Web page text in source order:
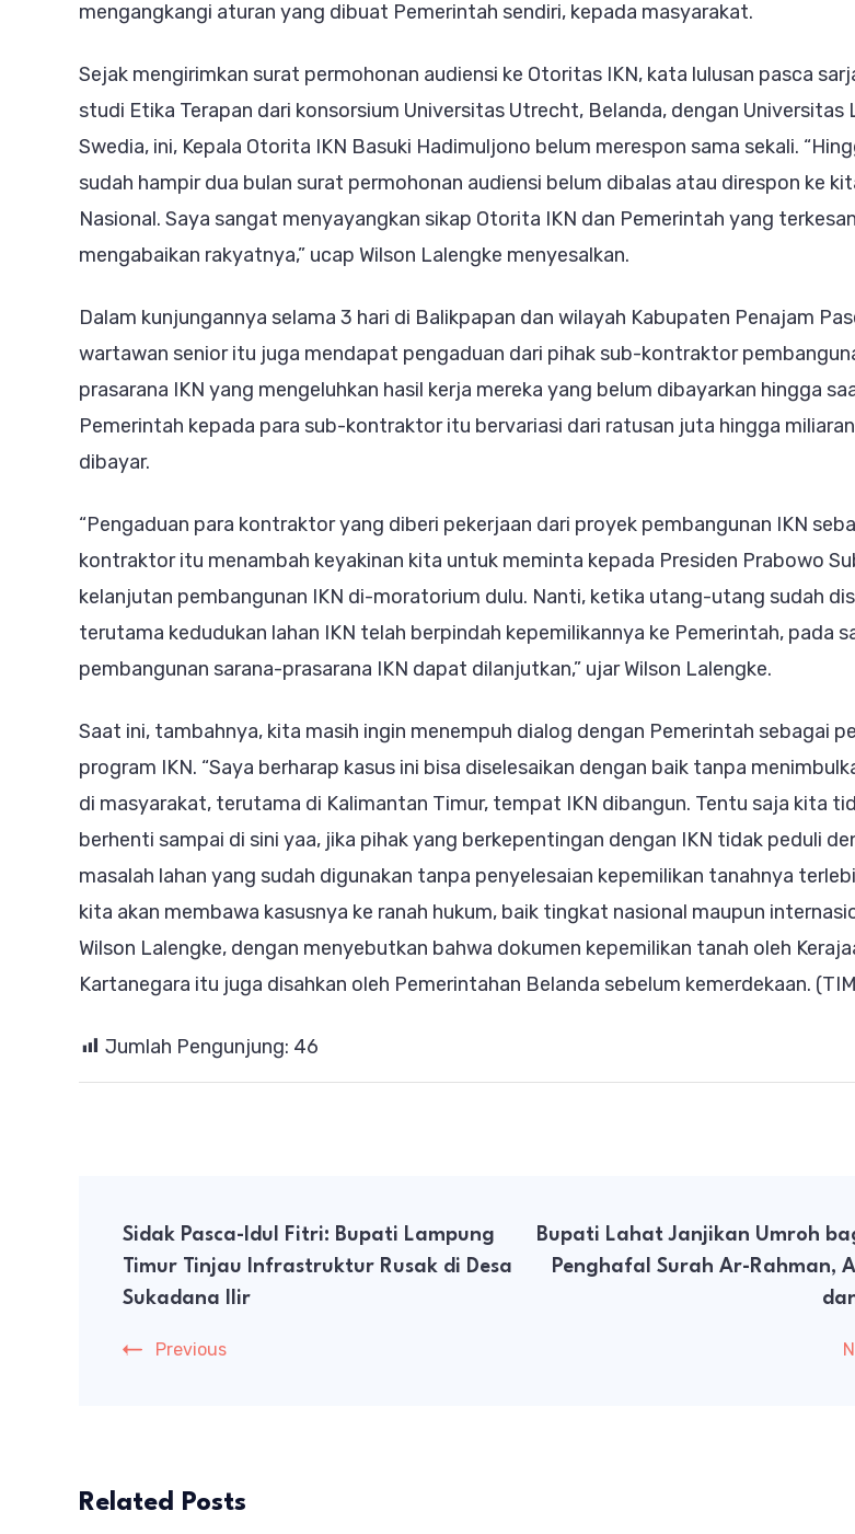
mengangkangi aturan yang dibuat Pemerintah sendiri, kepada masyarakat.
Sejak mengirimkan surat permohonan audiensi ke Otoritas IKN, kata lulusan pasca
studi Etika Terapan dari konsorsium Universitas Utrecht, Belanda, dengan Universitas
Swedia, ini, Kepala Otorita IKN Basuki Hadimuljono belum merespon sama sekali.
sudah hampir dua bulan surat permohonan audiensi belum dibalas atau direspon ke
Nasional. Saya sangat menyayangkan sikap Otorita IKN dan Pemerintah yang terkesan
mengabaikan rakyatnya,” ucap Wilson Lalengke menyesalkan.
Dalam kunjungannya selama 3 hari di Balikpapan dan wilayah Kabupaten Penajam
wartawan senior itu juga mendapat pengaduan dari pihak sub-kontraktor
prasarana IKN yang mengeluhkan hasil kerja mereka yang belum dibayarkan hingga
Pemerintah kepada para sub-kontraktor itu bervariasi dari ratusan juta hingga
dibayar.
“Pengaduan para kontraktor yang diberi pekerjaan dari proyek pembangunan IKN
kontraktor itu menambah keyakinan kita untuk meminta kepada Presiden Prabowo
kelanjutan pembangunan IKN di-moratorium dulu. Nanti, ketika utang-utang sudah
terutama kedudukan lahan IKN telah berpindah kepemilikannya ke Pemerintah, pada
pembangunan sarana-prasarana IKN dapat dilanjutkan,” ujar Wilson Lalengke.
Saat ini, tambahnya, kita masih ingin menempuh dialog dengan Pemerintah sebagai
program IKN. “Saya berharap kasus ini bisa diselesaikan dengan baik tanpa
di masyarakat, terutama di Kalimantan Timur, tempat IKN dibangun. Tentu saja kita
berhenti sampai di sini yaa, jika pihak yang berkepentingan dengan IKN tidak peduli
masalah lahan yang sudah digunakan tanpa penyelesaian kepemilikan tanahnya
kita akan membawa kasusnya ke ranah hukum, baik tingkat nasional maupun
Wilson Lalengke, dengan menyebutkan bahwa dokumen kepemilikan tanah oleh
Kartanegara itu juga disahkan oleh Pemerintahan Belanda sebelum kemerdekaan.
Jumlah Pengunjung: 46
Navigation
Sidak Pasca-Idul Fitri: Bupati Lampung
Timur Tinjau Infrastruktur Rusak di Desa
Sukadana Ilir
Previous
Bupati Lahat Janjikan Umroh
Penghafal Surah Ar-Rahman,
Related Posts